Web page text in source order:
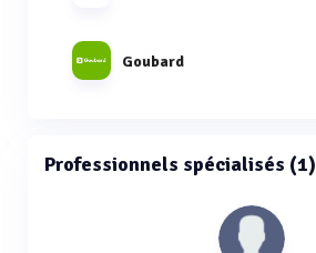
Goubard
Professionnels spécialisés (1)